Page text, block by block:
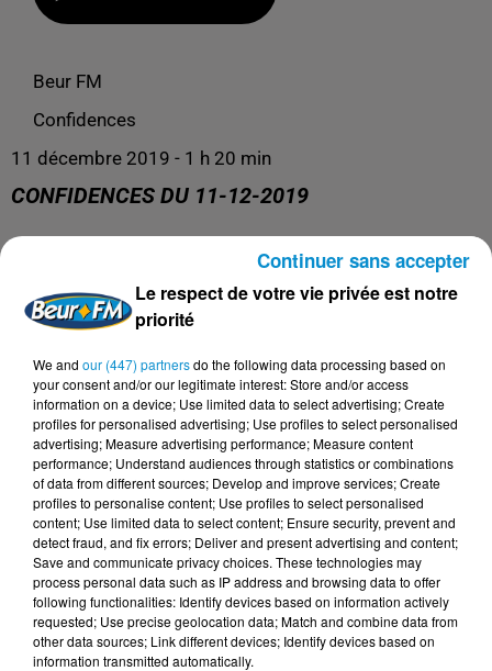
Beur FM
Confidences
11 décembre 2019 - 1 h 20 min
CONFIDENCES DU 11-12-2019
DERNIERS PODCASTS
24 juillet 2026
Les Zinformés - 24/07/26
Le respect de votre vie privée est notre
priorité
We and our (447) partnersdo the following data processing based on
your consent and/or our legitimate interest: Store and/or access
information on a device; Use limited data to select advertising; Create
profiles for personalised advertising; Use profiles to select personalised
advertising; Measure advertising performance; Measure content
performance; Understand audiences through statistics or combinations
of data from different sources; Develop and improve services; Create
profiles to personalise content; Use profiles to select personalised
content; Use limited data to select content; Ensure security, prevent and
detect fraud, and fix errors; Deliver and present advertising and content;
Save and communicate privacy choices. These technologies may
process personal data such as IP address and browsing data to offer
following functionalities: Identify devices based on information actively
requested; Use precise geolocation data; Match and combine data from
other data sources; Link different devices; Identify devices based on
information transmitted automatically.
Continuer sans accepter